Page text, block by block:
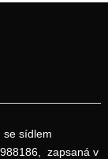
se sídlem
zapsaná v